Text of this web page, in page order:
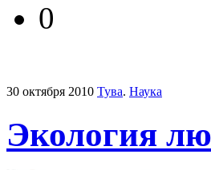
0
30 октября 2010 Тува. Наука
Экология